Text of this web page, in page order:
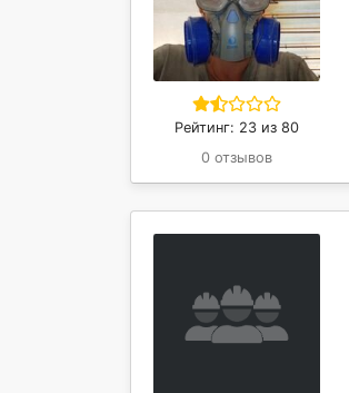
Рейтинг: 23 из 80
0 отзывов